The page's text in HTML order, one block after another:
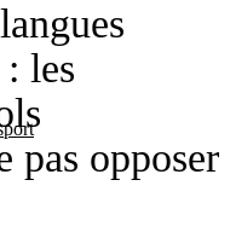
les
pas opposer